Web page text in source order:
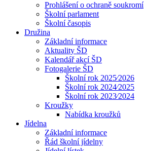
Prohlášení o ochraně soukromí
Školní parlament
Školní časopis
Družina
Základní informace
Aktuality ŠD
Kalendář akcí ŠD
Fotogalerie ŠD
Školní rok 2025⁄2026
Školní rok 2024⁄2025
Školní rok 2023⁄2024
Kroužky
Nabídka kroužků
Jídelna
Základní informace
Řád školní jídelny